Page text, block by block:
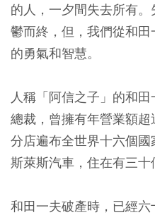
的人，一夕間失去所有
鬱而終，但，我們從和
的勇氣和智慧。
人稱「阿信之子」的和
總裁，曾擁有年營業額超
分店遍布全世界十六個
斯萊斯汽車，住在有三
和田一夫破產時，已經